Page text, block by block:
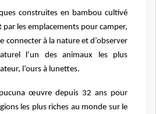
construites en bambou cultivé
par les emplacements pour camper,
connecter à la nature et d’observer
l’un des animaux les plus
l’ours à lunettes.
œuvre depuis 32 ans pour
les plus riches au monde sur le